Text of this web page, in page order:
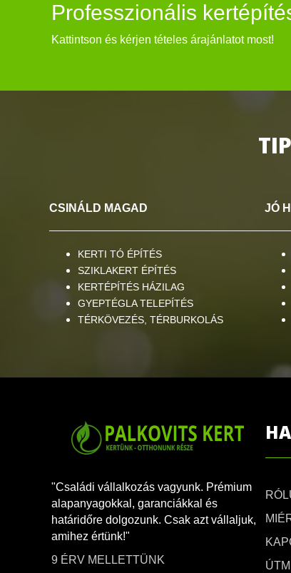
Professzionális
Kattintson és kérjen tételes árajánlatot most!
CSINÁLD MAGAD
KERTI TÓ ÉPÍTÉS
SZIKLAKERT ÉPÍTÉS
KERTÉPÍTÉS HÁZILAG
GYEPTÉGLA TELEPÍTÉS
TÉRKÖVEZÉS, TÉRBURKOLÁS
JÓ
"Családi vállalkozás vagyunk. Prémium
alapanyagokkal, garanciákkal és
határidőre dolgozunk. Csak azt vállaljuk,
amihez értünk!"
9 ÉRV MELLETTÜNK